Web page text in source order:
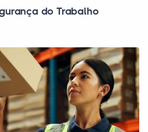
do Trabalho